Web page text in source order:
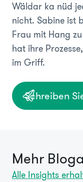
Wäldar ka nüd
nicht. Sabine ist
Frau mit Hang
hat ihre
im Griff.
Schreiben
Mehr
Alle Insights